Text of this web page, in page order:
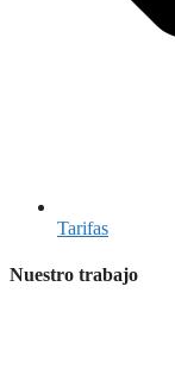
Tarifas
Nuestro trabajo